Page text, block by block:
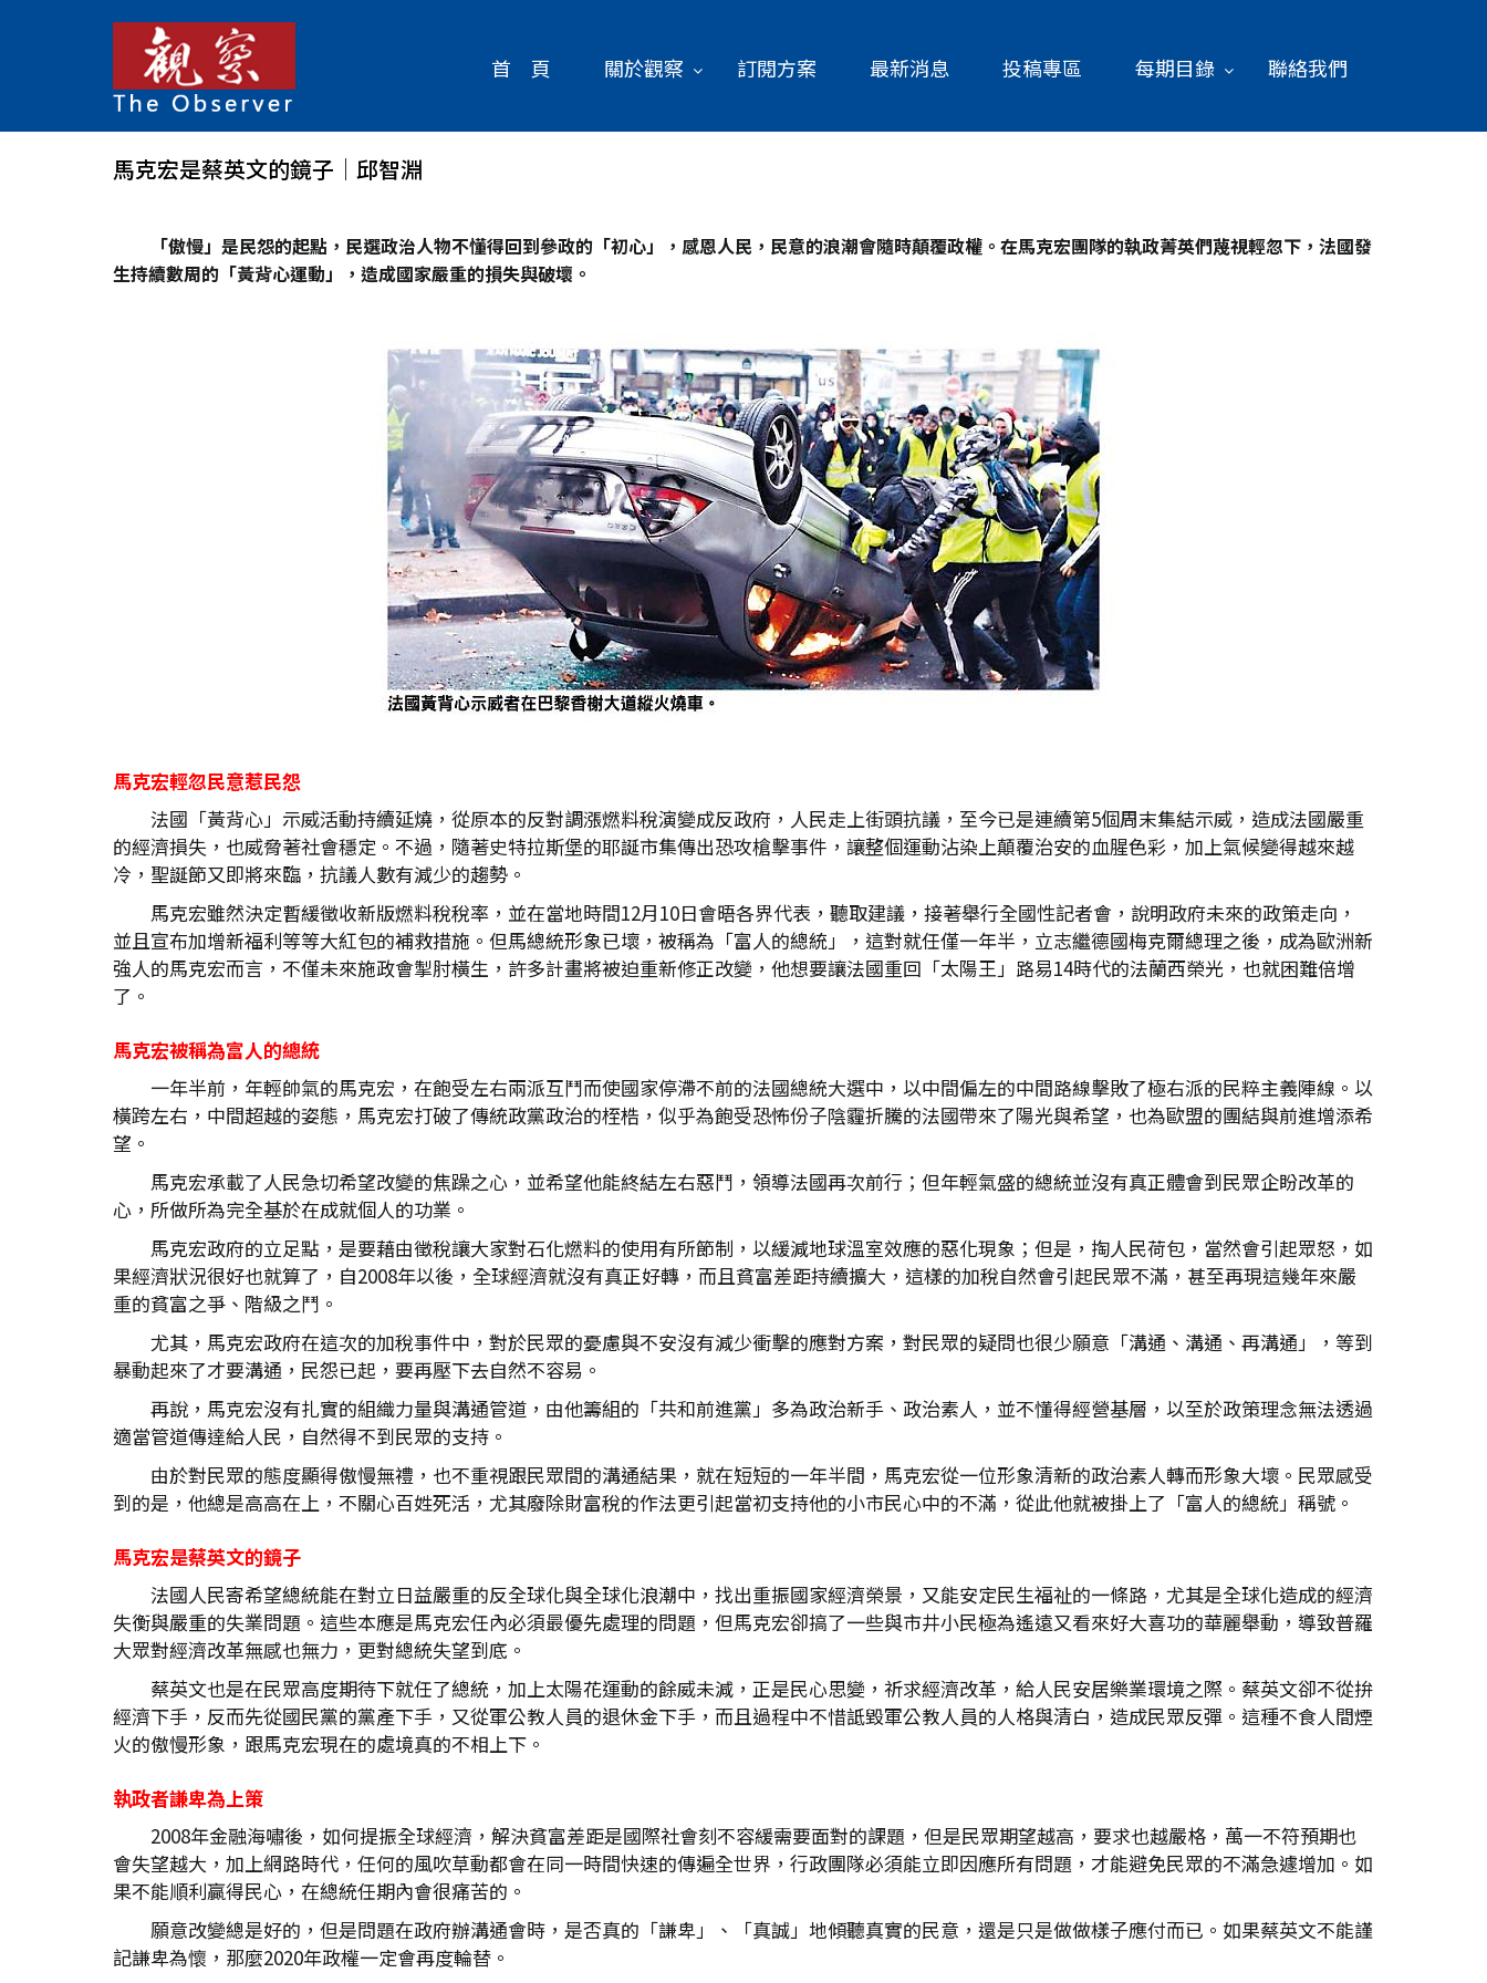
首 頁 關於觀察 訂閱方案 最新消息 投稿專區 每期目錄 聯絡我們
馬克宏是蔡英文的鏡子│邱智淵
「傲慢」是民怨的起點，民選政治人物不懂得回到參政的「初心」，感恩人民，民意的浪潮會隨時顛覆政權。在馬克宏團隊的執政菁英們蔑視輕忽下，法國發
生持續數周的「黃背心運動」，造成國家嚴重的損失與破壞。
馬克宏輕忽民意惹民怨
法國「黃背心」示威活動持續延燒，從原本的反對調漲燃料稅演變成反政府，人民走上街頭抗議，至今已是連續第5個周末集結示威，造成法國嚴重
的經濟損失，也威脅著社會穩定。不過，隨著史特拉斯堡的耶誕市集傳出恐攻槍擊事件，讓整個運動沾染上顛覆治安的血腥色彩，加上氣候變得越來越
冷，聖誕節又即將來臨，抗議人數有減少的趨勢。
馬克宏雖然決定暫緩徵收新版燃料稅稅率，並在當地時間12月10日會晤各界代表，聽取建議，接著舉行全國性記者會，說明政府未來的政策走向，
並且宣布加增新福利等等大紅包的補救措施。但馬總統形象已壞，被稱為「富人的總統」，這對就任僅一年半，立志繼德國梅克爾總理之後，成為歐洲新
強人的馬克宏而言，不僅未來施政會掣肘橫生，許多計畫將被迫重新修正改變，他想要讓法國重回「太陽王」路易14時代的法蘭西榮光，也就困難倍增
了。
馬克宏被稱為富人的總統
一年半前，年輕帥氣的馬克宏，在飽受左右兩派互鬥而使國家停滯不前的法國總統大選中，以中間偏左的中間路線擊敗了極右派的民粹主義陣線。以
橫跨左右，中間超越的姿態，馬克宏打破了傳統政黨政治的桎梏，似乎為飽受恐怖份子陰霾折騰的法國帶來了陽光與希望，也為歐盟的團結與前進增添希
望。
馬克宏承載了人民急切希望改變的焦躁之心，並希望他能終結左右惡鬥，領導法國再次前行；但年輕氣盛的總統並沒有真正體會到民眾企盼改革的
心，所做所為完全基於在成就個人的功業。
馬克宏政府的立足點，是要藉由徵稅讓大家對石化燃料的使用有所節制，以緩減地球溫室效應的惡化現象；但是，掏人民荷包，當然會引起眾怒，如
果經濟狀況很好也就算了，自2008年以後，全球經濟就沒有真正好轉，而且貧富差距持續擴大，這樣的加稅自然會引起民眾不滿，甚至再現這幾年來嚴
重的貧富之爭、階級之鬥。
尤其，馬克宏政府在這次的加稅事件中，對於民眾的憂慮與不安沒有減少衝擊的應對方案，對民眾的疑問也很少願意「溝通、溝通、再溝通」，等到
暴動起來了才要溝通，民怨已起，要再壓下去自然不容易。
再說，馬克宏沒有扎實的組織力量與溝通管道，由他籌組的「共和前進黨」多為政治新手、政治素人，並不懂得經營基層，以至於政策理念無法透過
適當管道傳達給人民，自然得不到民眾的支持。
由於對民眾的態度顯得傲慢無禮，也不重視跟民眾間的溝通結果，就在短短的一年半間，馬克宏從一位形象清新的政治素人轉而形象大壞。民眾感受
到的是，他總是高高在上，不關心百姓死活，尤其廢除財富稅的作法更引起當初支持他的小市民心中的不滿，從此他就被掛上了「富人的總統」稱號。
馬克宏是蔡英文的鏡子
法國人民寄希望總統能在對立日益嚴重的反全球化與全球化浪潮中，找出重振國家經濟榮景，又能安定民生福祉的一條路，尤其是全球化造成的經濟
失衡與嚴重的失業問題。這些本應是馬克宏任內必須最優先處理的問題，但馬克宏卻搞了一些與市井小民極為遙遠又看來好大喜功的華麗舉動，導致普羅
大眾對經濟改革無感也無力，更對總統失望到底。
蔡英文也是在民眾高度期待下就任了總統，加上太陽花運動的餘威未減，正是民心思變，祈求經濟改革，給人民安居樂業環境之際。蔡英文卻不從拚
經濟下手，反而先從國民黨的黨產下手，又從軍公教人員的退休金下手，而且過程中不惜詆毀軍公教人員的人格與清白，造成民眾反彈。這種不食人間煙
火的傲慢形象，跟馬克宏現在的處境真的不相上下。
執政者謙卑為上策
2008年金融海嘯後，如何提振全球經濟，解決貧富差距是國際社會刻不容緩需要面對的課題，但是民眾期望越高，要求也越嚴格，萬一不符預期也
會失望越大，加上網路時代，任何的風吹草動都會在同一時間快速的傳遍全世界，行政團隊必須能立即因應所有問題，才能避免民眾的不滿急遽增加。如
果不能順利贏得民心，在總統任期內會很痛苦的。
願意改變總是好的，但是問題在政府辦溝通會時，是否真的「謙卑」、「真誠」地傾聽真實的民意，還是只是做做樣子應付而已。如果蔡英文不能謹
記謙卑為懷，那麼2020年政權一定會再度輪替。